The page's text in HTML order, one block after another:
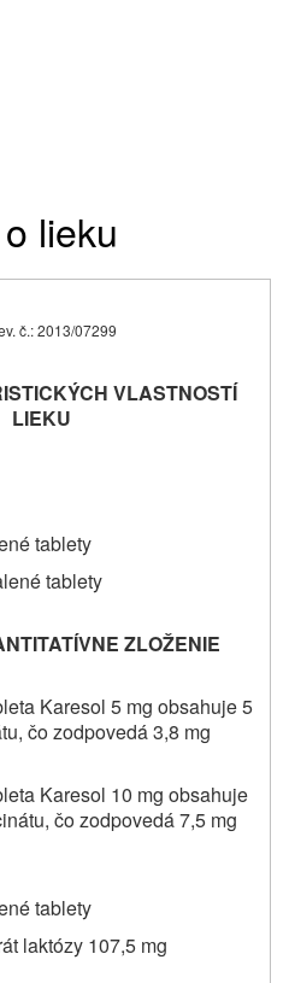
lieku
č.: 2013/07299
VLASTNOSTÍ
LIEKU
tablety
tablety
ZLOŽENIE
Karesol 5 mg obsahuje 5
čo zodpovedá 3,8 mg
Karesol 10 mg obsahuje
čo zodpovedá 7,5 mg
tablety
laktózy 107,5 mg